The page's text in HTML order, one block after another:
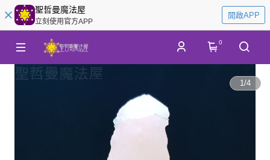
聖哲曼魔法屋
立刻使用官方APP
開啟APP
0
1/4